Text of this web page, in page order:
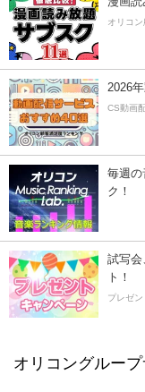
オリコ
2026
CS動画
毎週の
ク！
試写会
ト！
プレゼ
オリコングループ